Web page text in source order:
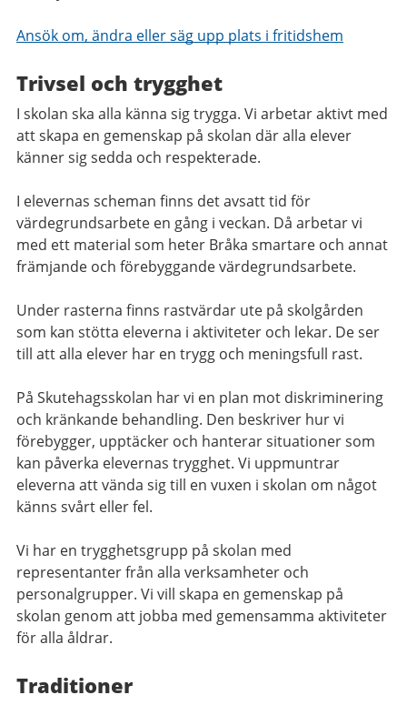
Ansök om, ändra eller säg upp plats i fritidshem
Trivsel och trygghet
I skolan ska alla känna sig trygga. Vi arbetar aktivt med
att skapa en gemenskap på skolan där alla elever
känner sig sedda och respekterade.
I elevernas scheman finns det avsatt tid för
värdegrundsarbete en gång i veckan. Då arbetar vi
med ett material som heter Bråka smartare och annat
främjande och förebyggande värdegrundsarbete.
Under rasterna finns rastvärdar ute på skolgården
som kan stötta eleverna i aktiviteter och lekar. De ser
till att alla elever har en trygg och meningsfull rast.
På Skutehagsskolan har vi en plan mot diskriminering
och kränkande behandling. Den beskriver hur vi
förebygger, upptäcker och hanterar situationer som
kan påverka elevernas trygghet. Vi uppmuntrar
eleverna att vända sig till en vuxen i skolan om något
känns svårt eller fel.
Vi har en trygghetsgrupp på skolan med
representanter från alla verksamheter och
personalgrupper. Vi vill skapa en gemenskap på
skolan genom att jobba med gemensamma aktiviteter
för alla åldrar.
Traditioner